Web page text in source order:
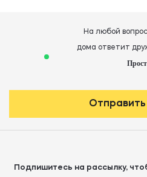
На любой
дома ответит
Отправить
Подпишитесь на рассылку,